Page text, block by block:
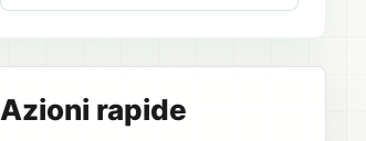
Azioni rapide